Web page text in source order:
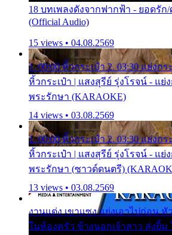
18 บทเพลงดังจากฟากฟ้า - ยอดรัก
(Official Audio)
15 views • 04.08.2569
1. 00:00 หิ้วกระเป๋า 2. 03:30 แย่งกร
หิ้วกระเป๋า | แสงสุรีย์ รุ่งโรจน์ - แย่
พระรักษา (KARAOKE)
14 views • 03.08.2569
1. 00:00 หิ้วกระเป๋า 2. 03:30 แย่งกร
หิ้วกระเป๋า | แสงสุรีย์ รุ่งโรจน์ - แย่
พระรักษา (ซาวด์ดนตรี)
13 views • 03.08.2569
งานแต่ง เขาแซง แย่งเอาไปก่อน
ในห้องครัว ข้างนอกเจ้าสาว ส่งยิ้ม